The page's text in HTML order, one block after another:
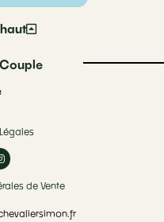
Couple
de Vente